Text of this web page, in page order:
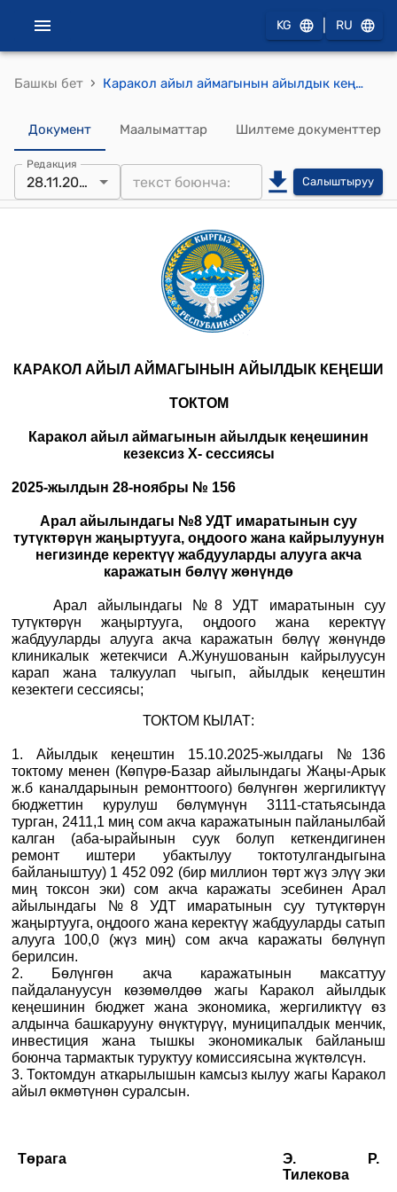
KG RU
Башкы бет › Каракол айыл аймагынын айылдык кеңешинин кезекcиз 2025-жылдын 28-ноябрындагы № 156 "Арал айылындагы №8 УДТ имаратынын суу тутүктөрүн жаңыртууга, оңдоого жана кайрылуунун негизинде керектүү жабдууларды алууга акча каражатын бөлүү жөнүндө" токтому
Документ Маалыматтар Шилтеме документтер
Редакция
28.11.2025 Салыштыруу